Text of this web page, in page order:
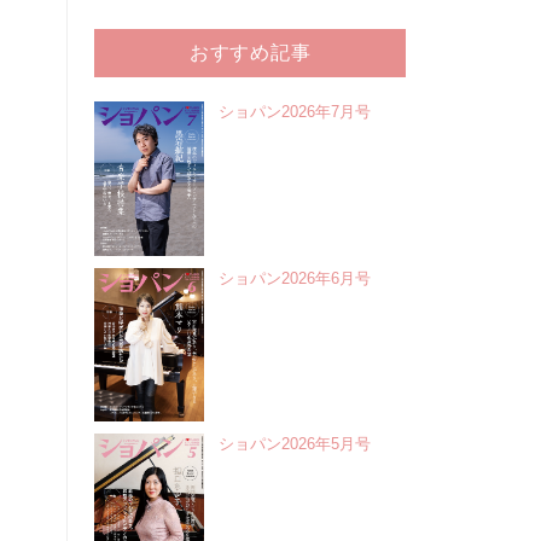
おすすめ記事
ショパン2026年7月号
ショパン2026年6月号
ショパン2026年5月号